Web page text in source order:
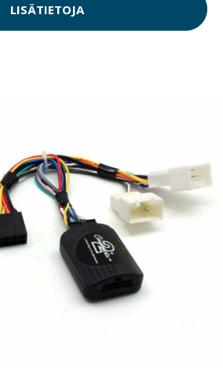
LISÄTIETOJA